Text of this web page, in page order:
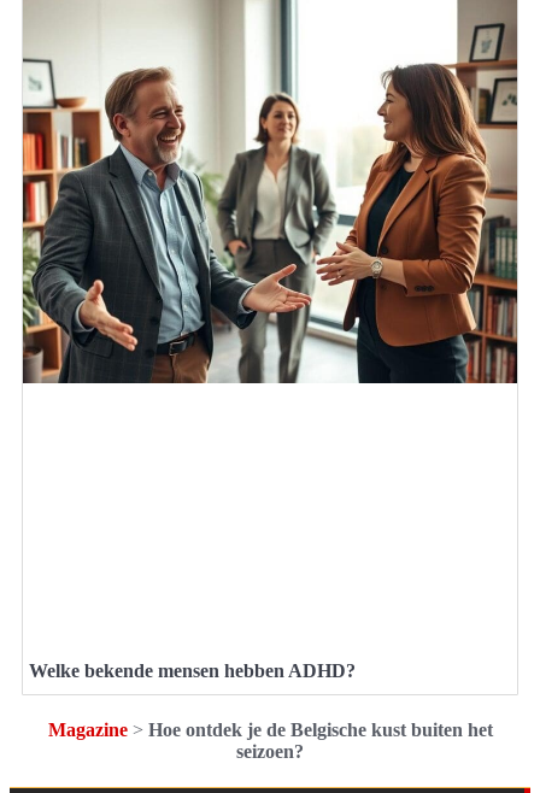
Welke bekende mensen hebben ADHD?
Magazine> Hoe ontdek je de Belgische kust buiten het
seizoen?